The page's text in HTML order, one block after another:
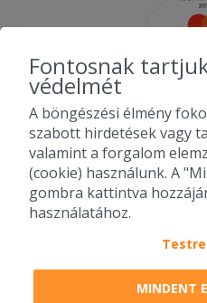
2010-2026 Copyright -
Pizza, gyros, hamburger, menük
Fontosnak
védelmét
A böngészési élmény
szabott hirdetések vagy
valamint a forgalom
(cookie) használunk. A
gombra kattintva
használatához.
MINDENT